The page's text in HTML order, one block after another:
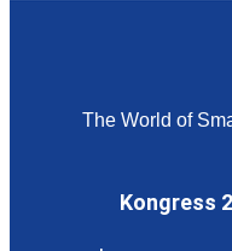
The World of
Kongress